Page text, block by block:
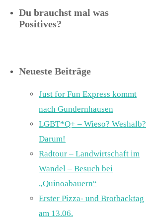
Du brauchst mal was
Positives?
Neueste Beiträge
Just for Fun Express kommt
nach Gundernhausen
LGBT*Q+ – Wieso? Weshalb?
Darum!
Radtour – Landwirtschaft im
Wandel – Besuch bei
„Quinoabauern“
Erster Pizza- und Brotbacktag
am 13.06.